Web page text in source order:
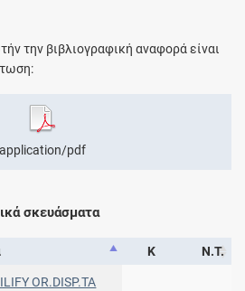
την βιβλιογραφική αναφορά είναι
application/pdf
σκευάσματα
Κ Ν.Τ.
OR.DISP.TA